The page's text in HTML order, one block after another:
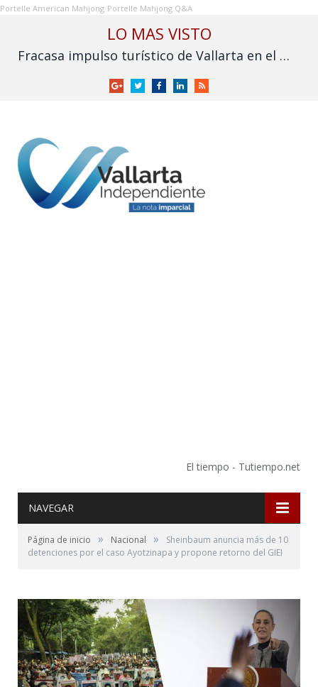
Portelle American Mahjong Portelle Mahjong Q&A
LO MAS VISTO
Fracasa impulso turístico de Vallarta en el Mundial: derrama cae frente a 2025
GoogleTwitterFacebookLinkedInRSS
El tiempo - Tutiempo.net
NAVEGAR
Página de inicio » Nacional »
Sheinbaum anuncia más de 10
detenciones por el caso Ayotzinapa y propone retorno del GIEI